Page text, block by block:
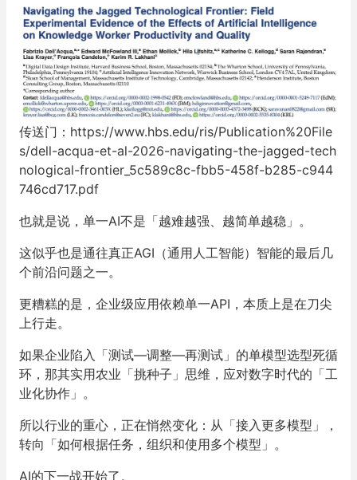
传送门：https://www.hbs.edu/ris/Publication%20File
s/dell-acqua-et-al-2026-navigating-the-jagged-tech
nological-frontier_5c589c8c-fbb5-458f-b285-c944
746cd717.pdf
也就是说，单一AI不是「越难越强、越简单越稳」。
这似乎也是通往真正AGI（通用人工智能）智能的最后几
个前沿问题之一。
更糟糕的是，企业级应用依赖单一API，本质上是在刀尖
上行走。
如果企业陷入「测试—调整—再测试」的单模型选型死循
环，那其实用农业「挑种子」思维，应对数字时代的「工
业化协作」。
所以行业的重心，正在悄然变化：从「接入更多模型」，
转向「如何根据任务，组织和使用多个模型」。
AI的下一战开始了。